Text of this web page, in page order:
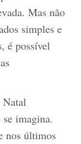
Mas não
simples e
é possível
Natal
imagina.
nos últimos